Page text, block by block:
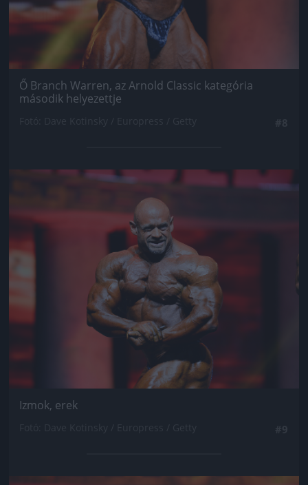
Ő Branch Warren, az Arnold Classic kategória
második helyezettje
Jön még kép!
Izmok, erek